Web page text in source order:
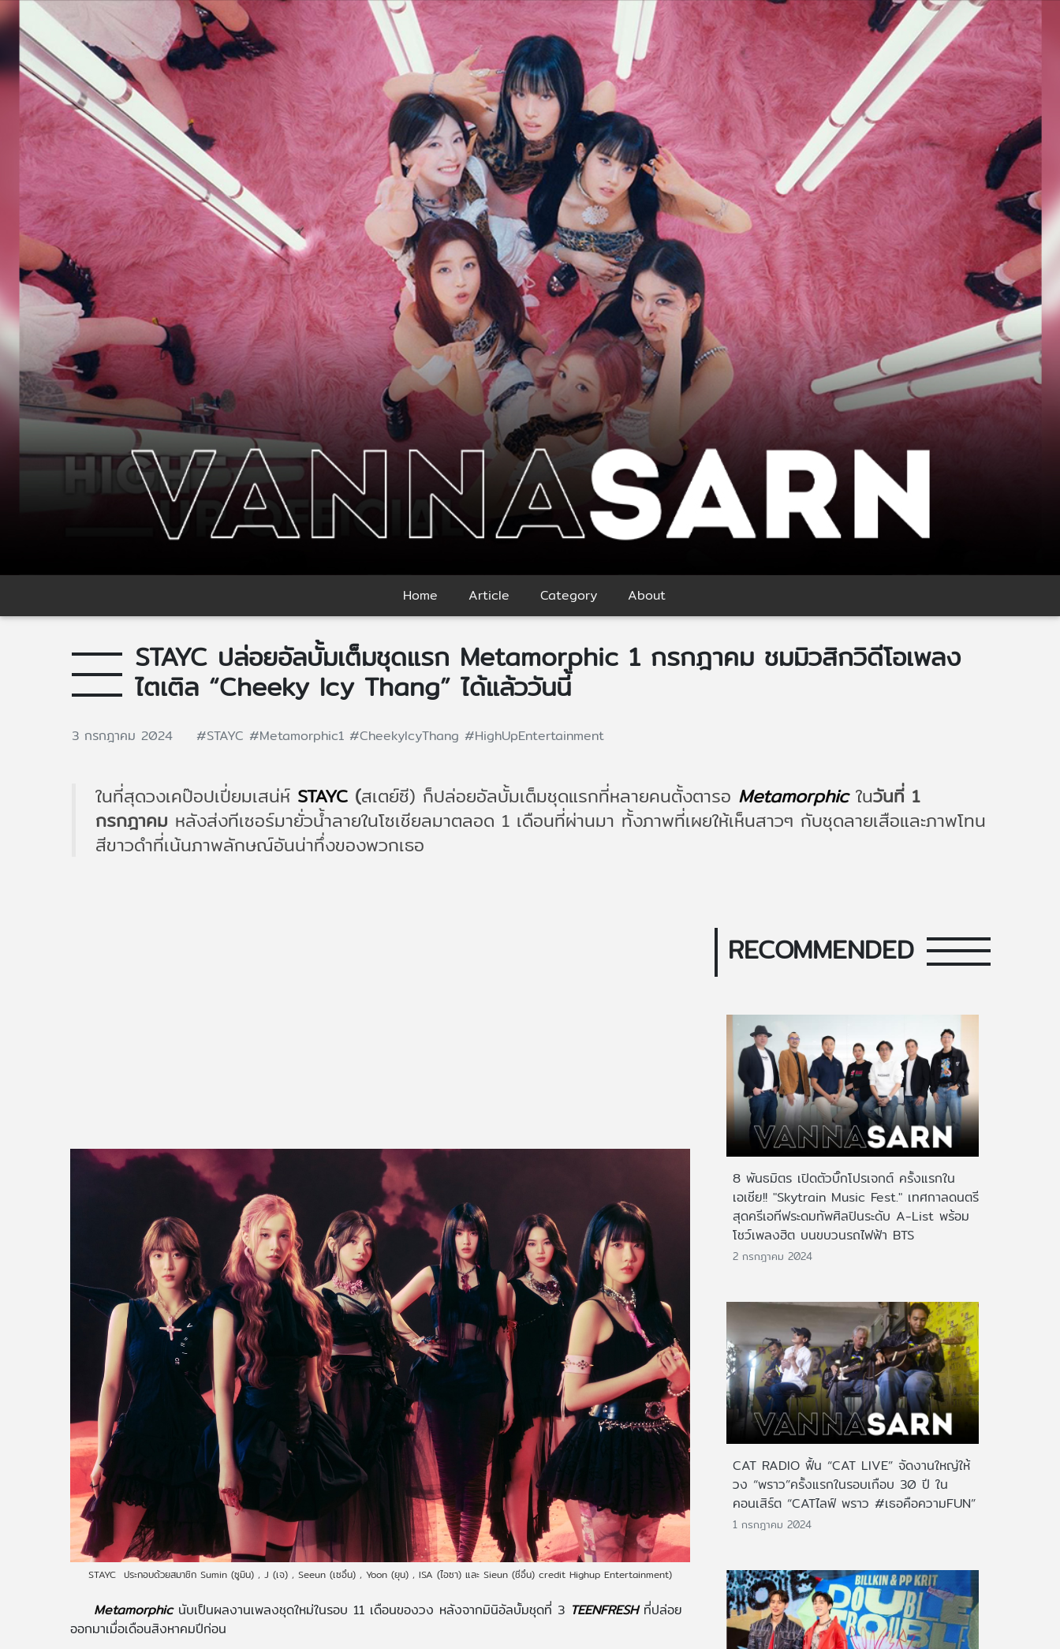
Home Article Category About
STAYC ปล่อยอัลบั้มเต็มชุดแรก Metamorphic 1 กรกฎาคม ชมมิวสิกวิดีโอเพลง
ไตเติล “Cheeky Icy Thang” ได้แล้ววันนี้
3 กรกฎาคม 2024 #STAYC#Metamorphic1#CheekyIcyThang#HighUpEntertainment
ในที่สุดวงเคป๊อปเปี่ยมเสน่ห์ STAYC (สเตย์ซี) ก็ปล่อยอัลบั้มเต็มชุดแรกที่หลายคนตั้งตารอ Metamorphicในวันที่ 1
กรกฎาคม หลังส่งทีเซอร์มายั่วน้ำลายในโซเชียลมาตลอด 1 เดือนที่ผ่านมา ทั้งภาพที่เผยให้เห็นสาวๆ กับชุดลายเสือและภาพโทน
สีขาวดำที่เน้นภาพลักษณ์อันน่าทึ่งของพวกเธอ
STAYC ประกอบด้วยสมาชิก Sumin (ซูมิน) , J (เจ) , Seeun (เซอึน) , Yoon (ยุน) , ISA (ไอซา) และ Sieun (ชีอึน) credit Highup Entertainment)
Metamorphicนับเป็นผลงานเพลงชุดใหม่ในรอบ 11 เดือนของวง หลังจากมินิอัลบั้มชุดที่ 3 TEENFRESHที่ปล่อย
ออกมาเมื่อเดือนสิงหาคมปีก่อน
RECOMMENDED
8 พันธมิตร เปิดตัวบิ๊กโปรเจกต์ ครั้งแรกใน
เอเชีย!! "Skytrain Music Fest." เทศกาลดนตรี
สุดครีเอทีฟระดมทัพศิลปินระดับ A-List พร้อม
โชว์เพลงฮิต บนขบวนรถไฟฟ้า BTS
2 กรกฎาคม 2024
CAT RADIO ฟื้น “CAT LIVE” จัดงานใหญ่ให้
วง “พราว”ครั้งแรกในรอบเกือบ 30 ปี ใน
คอนเสิร์ต “CATไลฟ์ พราว #เธอคือความFUN”
1 กรกฎาคม 2024